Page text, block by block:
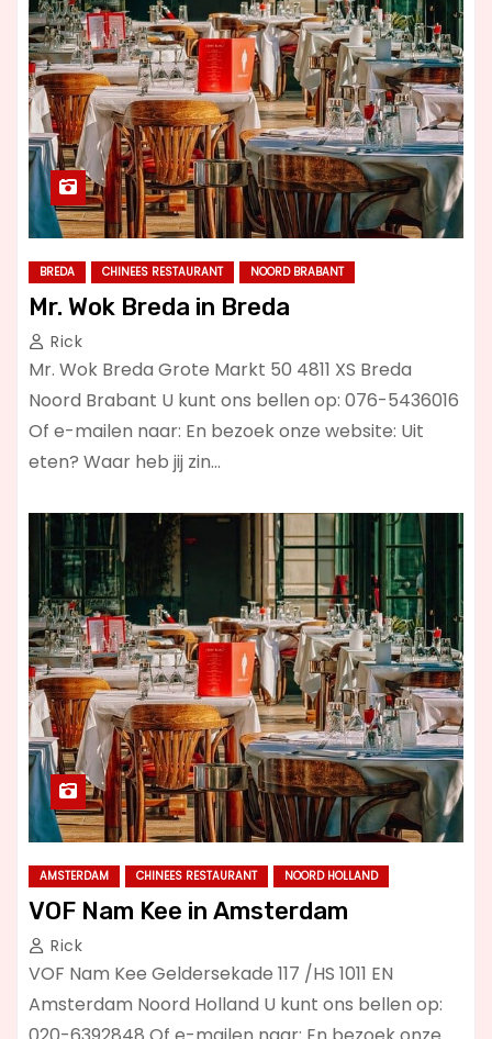
BREDA CHINEES RESTAURANT NOORD BRABANT
Mr. Wok Breda in Breda
Rick
Mr. Wok Breda Grote Markt 50 4811 XS Breda
Noord Brabant U kunt ons bellen op: 076-5436016
Of e-mailen naar: En bezoek onze website: Uit
eten? Waar heb jij zin…
AMSTERDAM CHINEES RESTAURANT NOORD HOLLAND
VOF Nam Kee in Amsterdam
Rick
VOF Nam Kee Geldersekade 117 /HS 1011 EN
Amsterdam Noord Holland U kunt ons bellen op: